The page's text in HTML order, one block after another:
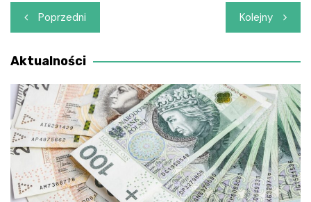
Nawigacja
wpisu
Poprzedni Kolejny
Aktualności